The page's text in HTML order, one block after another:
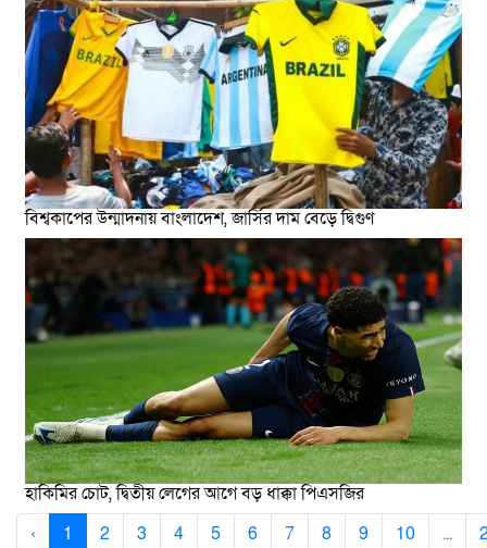
বিশ্বকাপের উন্মাদনায় বাংলাদেশ, জার্সির দাম বেড়ে দ্বিগুণ
হাকিমির চোট, দ্বিতীয় লেগের আগে বড় ধাক্কা পিএসজির
‹
1 2 3 4 5 6 7 8 9 10 ...